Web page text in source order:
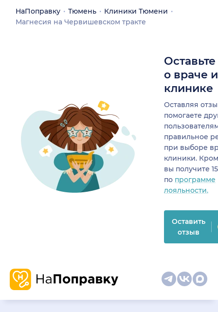
НаПоправку Тюмень
Клиники Тюмени
Магнесия на Червишевском тракте
о враче
клинике
Оставляя
помогаете
правильное
при выборе
клиники.
вы получите
по программе
лояльности.
Оставить
отзыв